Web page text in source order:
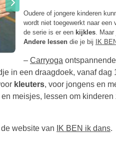
Oudere of jongere kinderen
wordt niet toegewerkt naar een
de serie is er een kijkles .
Andere lessen die je bij IK
– Carryoga
in een draagdoek, vanaf dag
kleuters, voor jongens en
meisjes, lessen om
website van IK BEN ik dans.